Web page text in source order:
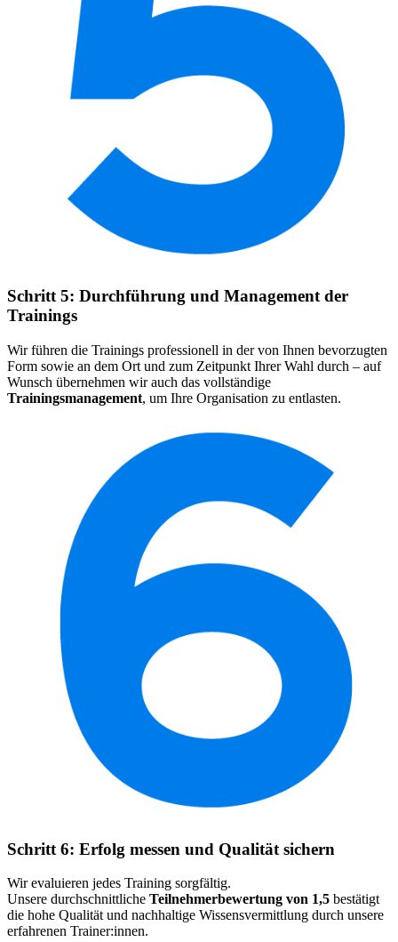
Schritt 5: Durchführung und Management der
Trainings
Wir führen die Trainings professionell in der von Ihnen bevorzugten
Form sowie an dem Ort und zum Zeitpunkt Ihrer Wahl durch – auf
Wunsch übernehmen wir auch das vollständige
Trainingsmanagement, um Ihre Organisation zu entlasten.
Schritt 6: Erfolg messen und Qualität sichern
Wir evaluieren jedes Training sorgfältig.
Unsere durchschnittliche Teilnehmerbewertung von 1,5 bestätigt
die hohe Qualität und nachhaltige Wissensvermittlung durch unsere
erfahrenen Trainer:innen.